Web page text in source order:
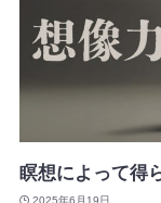
瞑想によって得
2025年6月19日